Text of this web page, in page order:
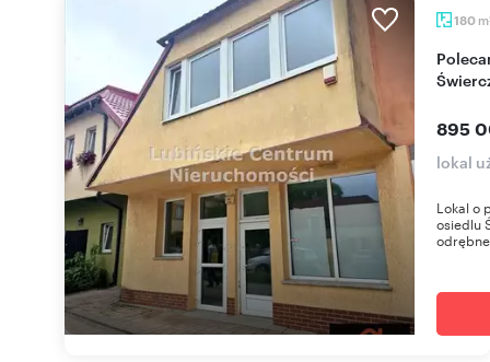
180 m
Polecam lokal użytkowy 180 m2 na
895
lokal
Lokal o
osiedlu